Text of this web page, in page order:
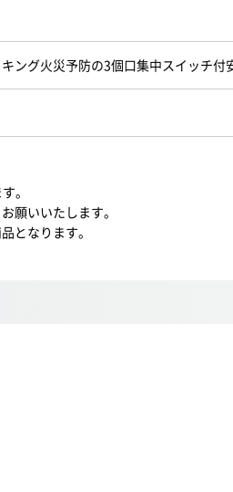
ング火災予防の3個口集中スイッチ付
。
願いいたします。
となります。